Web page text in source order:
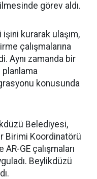
görev aldı.
işini kurarak ulaşım,
çalışmalarına
Aynı zamanda bir
konusunda
Belediyesi,
Birimi Koordinatörü
AR-GE çalışmaları
Beylikdüzü